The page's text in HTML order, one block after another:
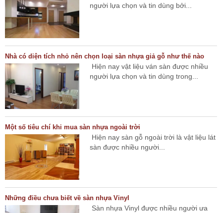
người lựa chọn và tin dùng bởi...
Nhà có diện tích nhỏ nên chọn loại sàn nhựa giả gỗ như thế nào
Hiện nay vật liệu ván sàn được nhiều
người lựa chọn và tin dùng trong...
Một số tiêu chí khi mua sàn nhựa ngoài trời
Hiện nay sàn gỗ ngoài trời là vật liệu lát
sàn được nhiều người...
Những điều chưa biết về sàn nhựa Vinyl
Sàn nhựa Vinyl được nhiều người ưa